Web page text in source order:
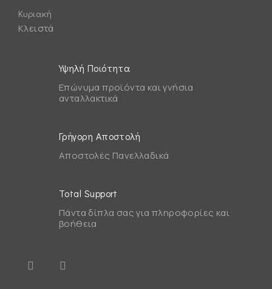
Κυριακή
Κλειστά
Υψηλή Ποιότητα
Επώνυμα προϊόντα και γνήσια
ανταλλακτικά
Γρήγορη Αποστολή
Αποστολές Πανελλαδικά
Total Support
Πάντα δίπλα σας για πληροφορίες και
βοήθεια